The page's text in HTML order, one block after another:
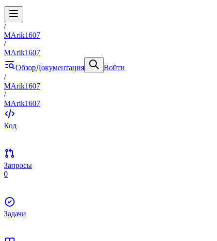
/
MArik1607
/
MArik1607
ОбзорДокументация
Войти
/
MArik1607
/
MArik1607
Код
Запросы
0
Задачи